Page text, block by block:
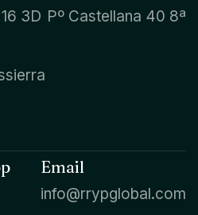
3D Pº Castellana 40 8ª
Email
info@rrypglobal.com